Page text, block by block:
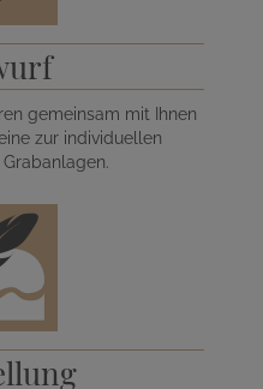
gemeinsam mit Ihnen
zur individuellen